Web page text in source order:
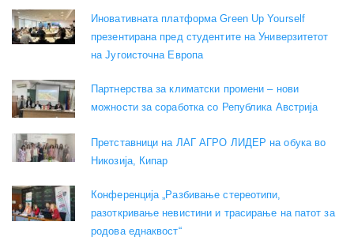
Иновативната платформа Green Up Yourself
презентирана пред студентите на Универзитетот
на Југоисточна Европа
Партнерства за климатски промени – нови
можности за соработка со Република Австрија
Претставници на ЛАГ АГРО ЛИДЕР на обука во
Никозија, Кипар
Конференција „Разбивање стереотипи,
разоткривање невистини и трасирање на патот за
родова еднаквост“